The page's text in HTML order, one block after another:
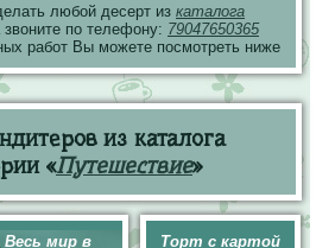
любой десерт из каталога
звоните по телефону: 79047650365
работ Вы можете посмотреть ниже
из каталога
«Путешествие»
Весь мир в
Торт с картой